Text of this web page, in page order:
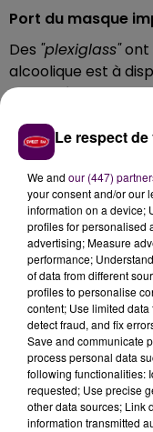
Port du masque
Des "plexiglass"ont
alcoolique est à
effectué et
cinq personnes
l’enceinte de la
individuellement et
Les ouvrages mis
Par mesure de
la médiathèque
pendant dix jours
nouveau par
horaires ont été
contraintes
Le respect
We and our (447)
your consent and/or our
information on a device;
profiles for personalised
advertising; Measure
performance;
of data from different
profiles to personalise
content; Use limited
detect fraud, and fix
Save and communicate
process personal data
following functionalities:
requested; Use precise
other data sources; Link
information transmitted